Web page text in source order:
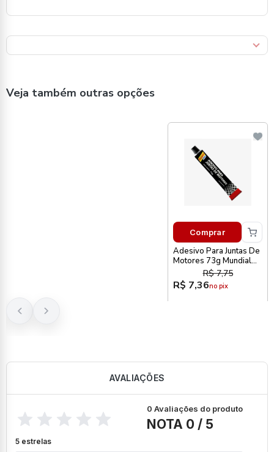
Veja também outras opções
Comprar
Adesivo Para Juntas De
Motores 73g Mundial
R$ 7,75
R$ 7,36no pix
AVALIAÇÕES
0 Avaliações do produto
NOTA 0 / 5
5 estrelas